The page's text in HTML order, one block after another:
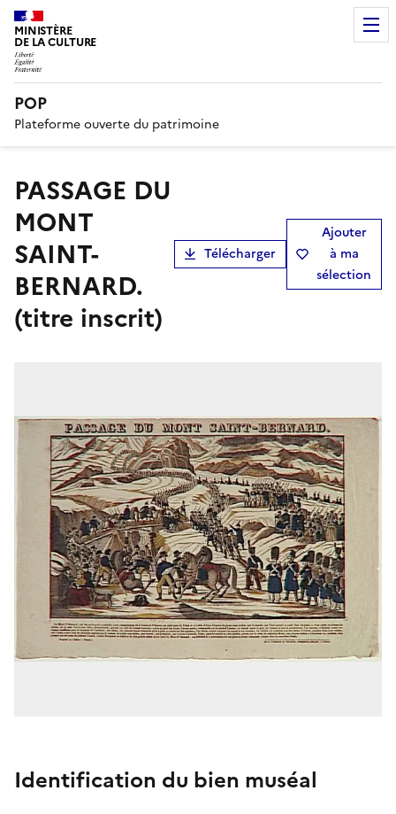
MINISTÈRE
DE LA CULTURE
POP
Plateforme ouverte du patrimoine
PASSAGE DU
MONT
SAINT-
BERNARD.
(titre inscrit)
Télécharger
Ajouter
à ma
sélection
Identification du bien muséal